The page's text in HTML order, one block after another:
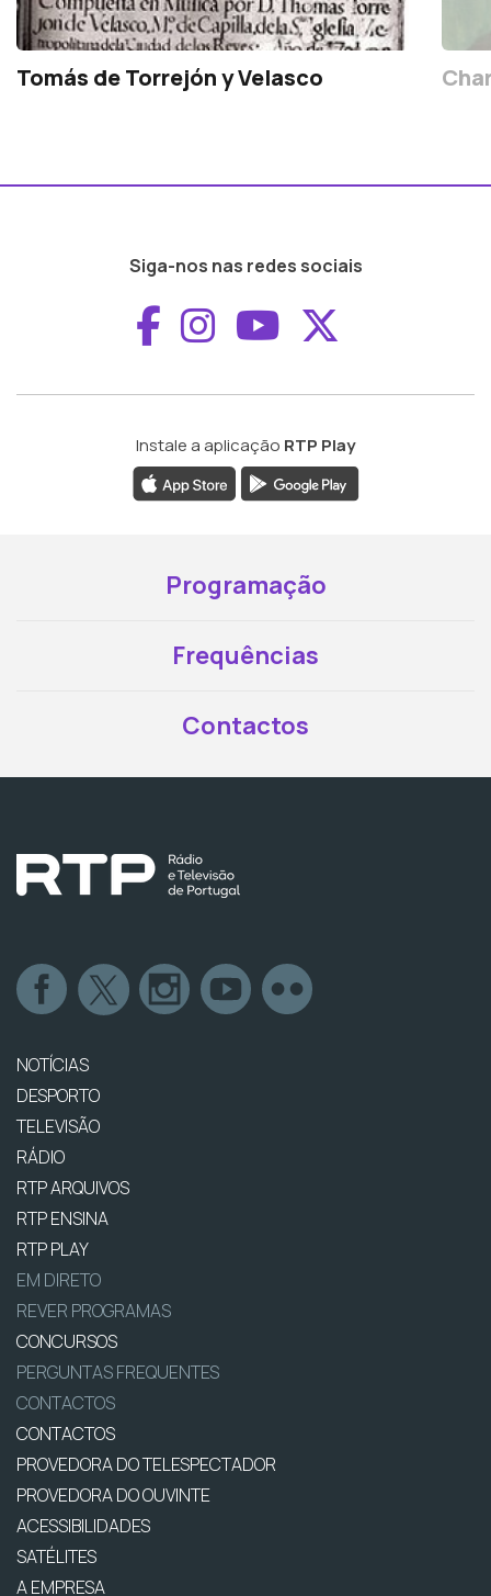
Tomás de Torrejón y Velasco
Siga-nos nas redes sociais
Aceder ao
Aceder ao
Aceder ao
Instale a aplicação RTP Play
Programação
Frequências
Contactos
NOTÍCIAS
DESPORTO
TELEVISÃO
RÁDIO
RTP ARQUIVOS
RTP ENSINA
RTP PLAY
EM DIRETO
REVER PROGRAMAS
CONCURSOS
PERGUNTAS FREQUENTES
CONTACTOS
CONTACTOS
PROVEDORA DO TELESPECTADOR
PROVEDORA DO OUVINTE
ACESSIBILIDADES
SATÉLITES
A EMPRESA